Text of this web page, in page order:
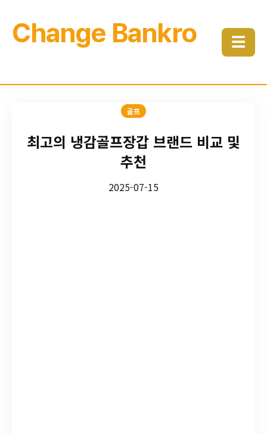
Change Bankro ☰
골프
최고의 냉감골프장갑 브랜드 비교 및
추천
2025-07-15